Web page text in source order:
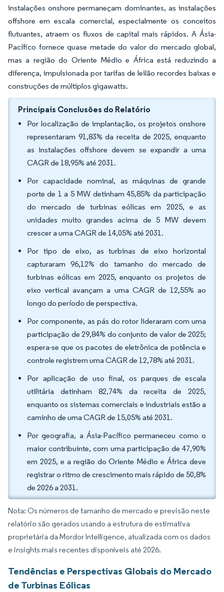
instalações onshore permaneçam dominantes, as instalações
offshore em escala comercial, especialmente os conceitos
flutuantes, atraem os fluxos de capital mais rápidos. A Ásia-
Pacífico fornece quase metade do valor do mercado global,
mas a região do Oriente Médio e África está reduzindo a
diferença, impulsionada por tarifas de leilão recordes baixas e
construções de múltiplos gigawatts.
Principais Conclusões do Relatório
Por localização de implantação, os projetos onshore
representaram 91,83% da receita de 2025, enquanto
as instalações offshore devem se expandir a uma
CAGR de 18,95% até 2031.
Por capacidade nominal, as máquinas de grande
porte de 1 a 5 MW detinham 45,85% da participação
do mercado de turbinas eólicas em 2025, e as
unidades muito grandes acima de 5 MW devem
crescer a uma CAGR de 14,05% até 2031.
Por tipo de eixo, as turbinas de eixo horizontal
capturaram 96,12% do tamanho do mercado de
turbinas eólicas em 2025, enquanto os projetos de
eixo vertical avançam a uma CAGR de 12,55% ao
longo do período de perspectiva.
Por componente, as pás do rotor lideraram com uma
participação de 29,84% do conjunto de valor de 2025;
espera-se que os pacotes de eletrônica de potência e
controle registrem uma CAGR de 12,78% até 2031.
Por aplicação de uso final, os parques de escala
utilitária detinham 82,74% da receita de 2025,
enquanto os sistemas comerciais e industriais estão a
caminho de uma CAGR de 15,05% até 2031.
Por geografia, a Ásia-Pacífico permaneceu como o
maior contribuinte, com uma participação de 47,90%
em 2025, e a região do Oriente Médio e África deve
registrar o ritmo de crescimento mais rápido de 50,8%
de 2026 a 2031.
Nota: Os números de tamanho de mercado e previsão neste
relatório são gerados usando a estrutura de estimativa
proprietária da Mordor Intelligence, atualizada com os dados
e insights mais recentes disponíveis até 2026.
Tendências e Perspectivas Globais do Mercado
de Turbinas Eólicas